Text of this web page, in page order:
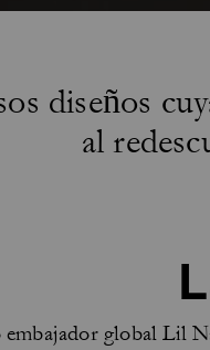
diseños
al
global Lil